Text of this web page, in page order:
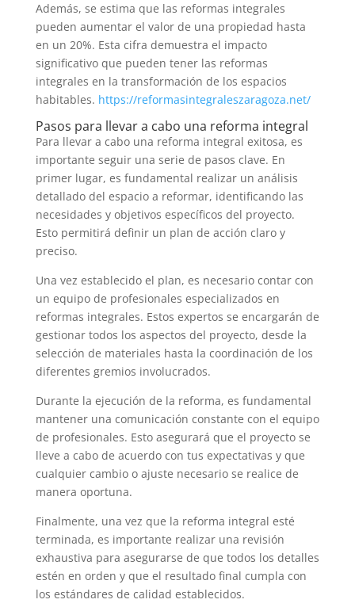
Además, se estima que las reformas integrales
pueden aumentar el valor de una propiedad hasta
en un 20%. Esta cifra demuestra el impacto
significativo que pueden tener las reformas
integrales en la transformación de los espacios
habitables. https://reformasintegraleszaragoza.net/
Pasos para llevar a cabo una reforma integral
Para llevar a cabo una reforma integral exitosa, es
importante seguir una serie de pasos clave. En
primer lugar, es fundamental realizar un análisis
detallado del espacio a reformar, identificando las
necesidades y objetivos específicos del proyecto.
Esto permitirá definir un plan de acción claro y
preciso.
Una vez establecido el plan, es necesario contar con
un equipo de profesionales especializados en
reformas integrales. Estos expertos se encargarán de
gestionar todos los aspectos del proyecto, desde la
selección de materiales hasta la coordinación de los
diferentes gremios involucrados.
Durante la ejecución de la reforma, es fundamental
mantener una comunicación constante con el equipo
de profesionales. Esto asegurará que el proyecto se
lleve a cabo de acuerdo con tus expectativas y que
cualquier cambio o ajuste necesario se realice de
manera oportuna.
Finalmente, una vez que la reforma integral esté
terminada, es importante realizar una revisión
exhaustiva para asegurarse de que todos los detalles
estén en orden y que el resultado final cumpla con
los estándares de calidad establecidos.